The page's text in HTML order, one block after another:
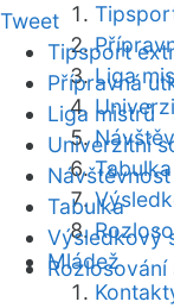
Liga
Tabulka
Mládež
Tweet
Tipsport
Přípravná
Liga mistrů
Univerzitní
Návštěvnost
Tabulka
Výsledkový
Rozlosování